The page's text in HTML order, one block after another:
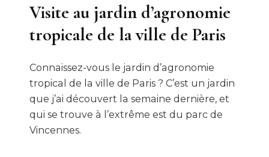
Visite au jardin d’agronomie
tropicale de la ville de Paris
Connaissez-vous le jardin d’agronomie
tropical de la ville de Paris ? C’est un jardin
que j’ai découvert la semaine dernière, et
qui se trouve à l’extrême est du parc de
Vincennes.